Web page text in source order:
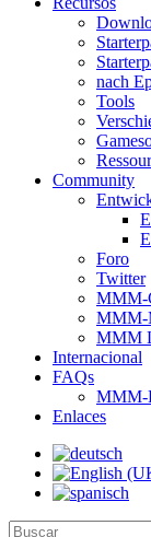
nach
Tools
Community
Foro
Twitter
MMM-
MMM-
MMM
Internacional
FAQs
MMM-
Enlaces